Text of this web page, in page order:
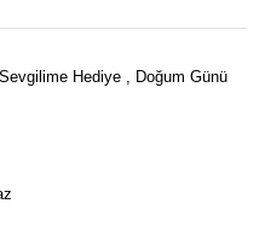
Sevgilime Hediye
Doğum Günü